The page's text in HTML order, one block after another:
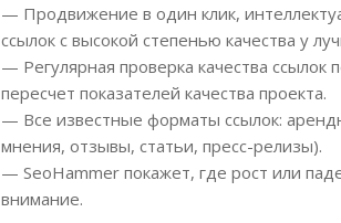
— Продвижение в один клик,
ссылок с высокой степенью качества у
— Регулярная проверка качества
пересчет показателей качества проекта.
— Все известные форматы ссылок:
мнения, отзывы, статьи, пресс-релизы).
— SeoHammer покажет, где рост или
внимание.